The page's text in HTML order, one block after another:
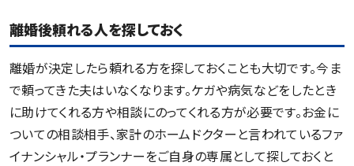
離婚後頼れる人を探しておく
離婚が決定したら頼れる方を探しておくことも大切です。今ま
で頼ってきた夫はいなくなります。ケガや病気などをしたとき
に助けてくれる方や相談にのってくれる方が必要です。お金に
ついての相談相手、家計のホームドクターと言われているファ
イナンシャル・プランナーをご自身の専属として探しておくと